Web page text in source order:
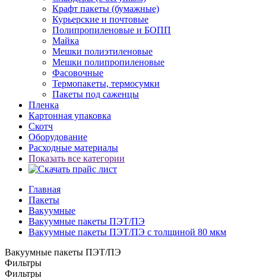
Крафт пакеты (бумажные)
Курьерские и почтовые
Полипропиленовые и БОПП
Майка
Мешки полиэтиленовые
Мешки полипропиленовые
Фасовочные
Термопакеты, термосумки
Пакеты под саженцы
Пленка
Картонная упаковка
Скотч
Оборудование
Расходные материалы
Показать все категории
Главная
Пакеты
Вакуумные
Вакуумные пакеты ПЭТ/ПЭ
Вакуумные пакеты ПЭТ/ПЭ с толщиной 80 мкм
Вакуумные пакеты ПЭТ/ПЭ
Фильтры
Фильтры